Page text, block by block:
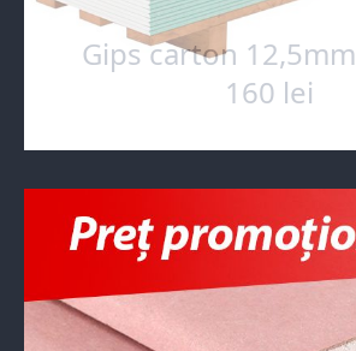
Gips carton
160 lei